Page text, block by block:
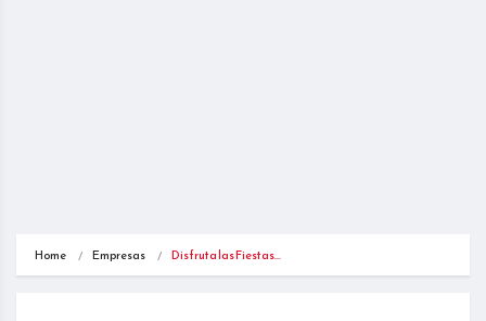
Home Empresas Disfruta las Fiestas…